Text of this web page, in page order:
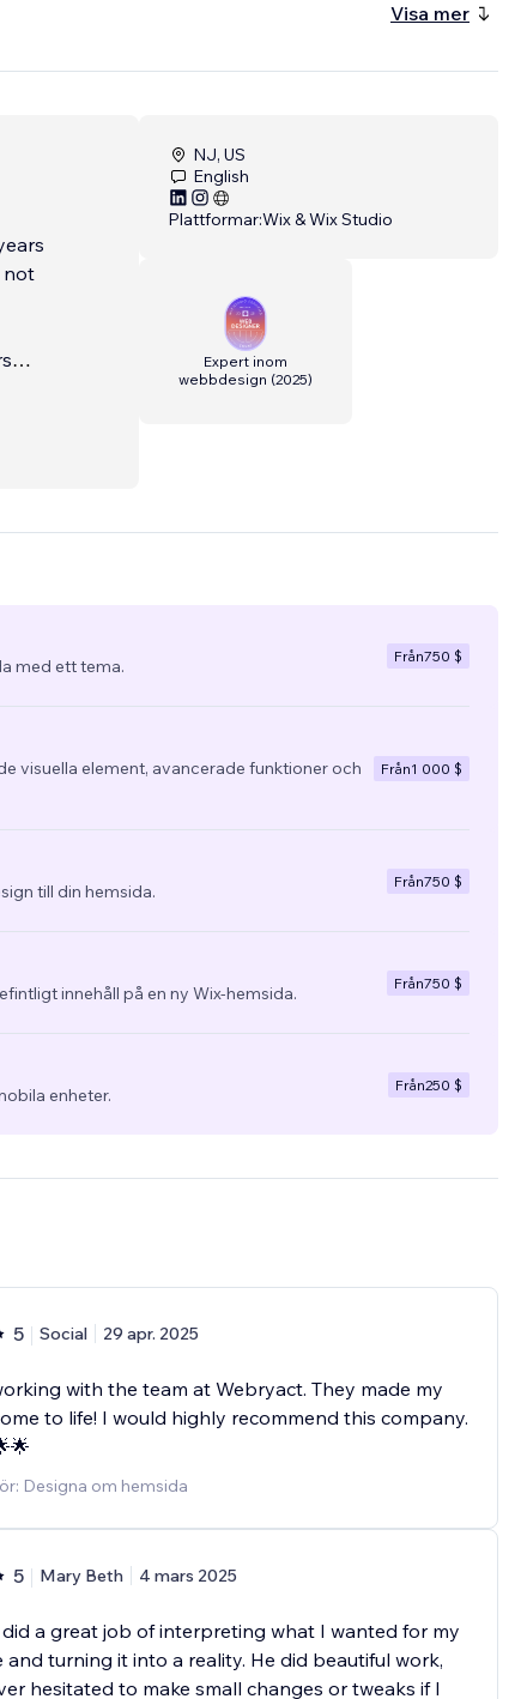
Visa mer
not
NJ, US
English
Plattformar:Wix & Wix Studio
Expert inom
webbdesign (2025)
med ett tema.
Från750 $
visuella element, avancerade funktioner och
Från1 000 $
till din hemsida.
Från750 $
innehåll på en ny Wix-hemsida.
Från750 $
enheter.
Från250 $
5 Social 29 apr. 2025
with the team at Webryact. They made my
to life! I would highly recommend this company.
Designa om hemsida
5 Mary Beth 4 mars 2025
a great job of interpreting what I wanted for my
and turning it into a reality. He did beautiful work,
hesitated to make small changes or tweaks if I